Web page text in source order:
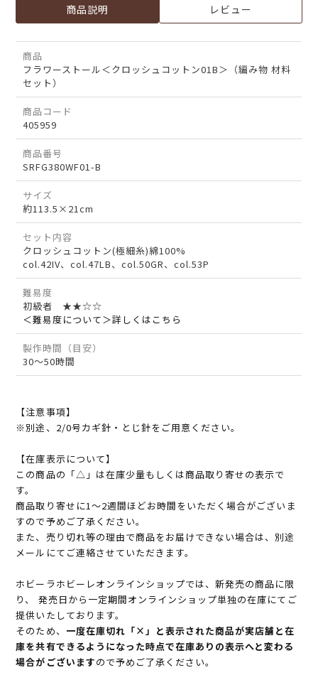
商品説明 レビュー
商品
フラワーストール＜クロッシュコットン01B＞（編み物 材料
セット）
商品コード
405959
商品番号
SRFG380WF01-B
サイズ
約113.5×21cm
セット内容
クロッシュコットン(極細糸)綿100%
col.42IV、col.47LB、col.50GR、col.53P
難易度
初級者 ★★☆☆
＜難易度について＞詳しくはこちら
製作時間（目安）
30～50時間
【注意事項】
※別途、2/0号カギ針・とじ針をご用意ください。
【在庫表示について】
この商品の「△」は在庫少量もしくは商品取り寄せの表示で
す。
商品取り寄せに1～2週間ほどお時間をいただく場合がございま
すので予めご了承ください。
また、売り切れ等の理由で商品をお届けできない場合は、別途
メールにてご連絡させていただきます。
ホビーラホビーレオンラインショップでは、新発売の商品に限
り、 発売日から一定期間オンラインショップ単独の在庫にてご
提供いたしております。
そのため、 一度在庫切れ「×」と表示された商品が実店舗と在
庫を共有できるようになった時点で在庫ありの表示へと変わる
場合がございますので予めご了承ください。